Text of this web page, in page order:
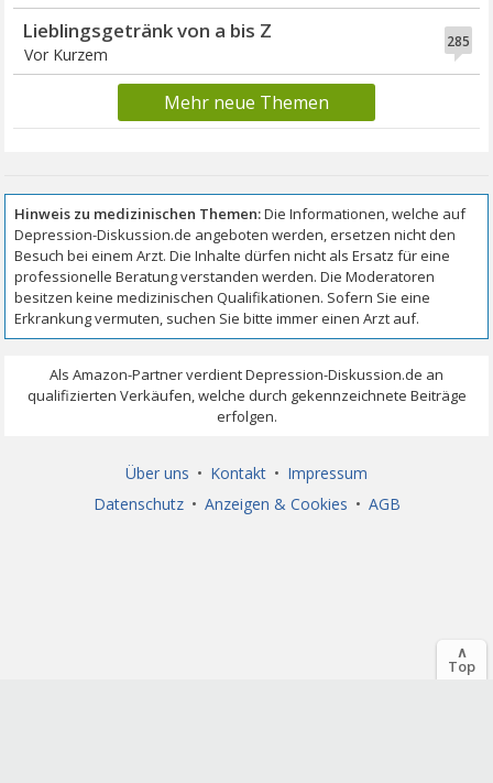
285
Lieblingsgetränk von a bis Z
Vor Kurzem
Mehr neue Themen
Über uns • Kontakt • Impressum
Datenschutz • Anzeigen & Cookies • AGB
∧
Top